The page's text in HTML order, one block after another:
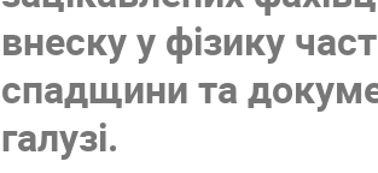
внеску у фізику
спадщини та
галузі.